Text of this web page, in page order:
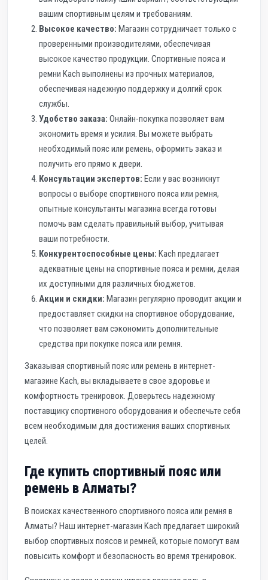
вашим спортивным целям и требованиям.
Высокое качество: Магазин сотрудничает только с
проверенными производителями, обеспечивая
высокое качество продукции. Спортивные пояса и
ремни Kach выполнены из прочных материалов,
обеспечивая надежную поддержку и долгий срок
службы.
Удобство заказа: Онлайн-покупка позволяет вам
экономить время и усилия. Вы можете выбрать
необходимый пояс или ремень, оформить заказ и
получить его прямо к двери.
Консультации экспертов: Если у вас возникнут
вопросы о выборе спортивного пояса или ремня,
опытные консультанты магазина всегда готовы
помочь вам сделать правильный выбор, учитывая
ваши потребности.
Конкурентоспособные цены: Kach предлагает
адекватные цены на спортивные пояса и ремни, делая
их доступными для различных бюджетов.
Акции и скидки: Магазин регулярно проводит акции и
предоставляет скидки на спортивное оборудование,
что позволяет вам сэкономить дополнительные
средства при покупке пояса или ремня.
Заказывая спортивный пояс или ремень в интернет-
магазине Kach, вы вкладываете в свое здоровье и
комфортность тренировок. Доверьтесь надежному
поставщику спортивного оборудования и обеспечьте себя
всем необходимым для достижения ваших спортивных
целей.
Где купить спортивный пояс или
ремень в Алматы?
В поисках качественного спортивного пояса или ремня в
Алматы? Наш интернет-магазин Kach предлагает широкий
выбор спортивных поясов и ремней, которые помогут вам
повысить комфорт и безопасность во время тренировок.